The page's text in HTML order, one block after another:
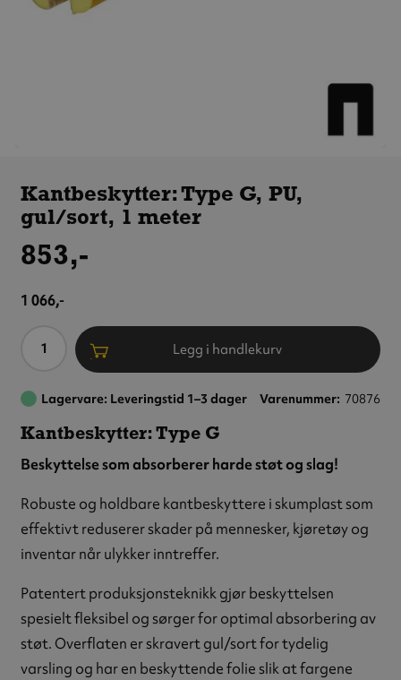
gul/sort,
1 meter
Kantbeskytter: Type G, PU,
gul/sort, 1 meter
853,-
1 066,-
Antall Legg i handlekurv
Lagervare: Leveringstid 1–3 dager Varenummer 70876
Kantbeskytter: Type G
Beskyttelse som absorberer harde støt og slag!
Robuste og holdbare kantbeskyttere i skumplast som
effektivt reduserer skader på mennesker, kjøretøy og
inventar når ulykker inntreffer.
Patentert produksjonsteknikk gjør beskyttelsen
spesielt fleksibel og sørger for optimal absorbering av
støt. Overflaten er skravert gul/sort for tydelig
varsling og har en beskyttende folie slik at fargene